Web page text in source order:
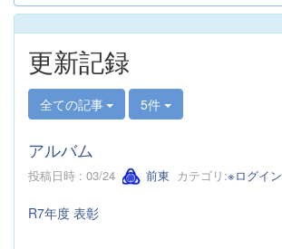
更新記録
全ての記事 5件
アルバム
投稿日時 : 03/24 前東 カテゴリ:※ログイン
R7年度 表彰